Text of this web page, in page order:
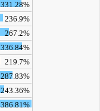
331.28%
236.9%
267.2%
336.84%
219.7%
287.83%
243.36%
386.81%